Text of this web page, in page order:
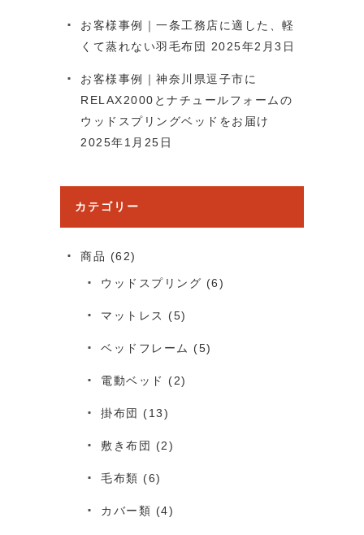
お客様事例｜一条工務店に適した、軽
くて蒸れない羽毛布団
2025年2月3日
お客様事例｜神奈川県逗子市に
RELAX2000とナチュールフォームの
ウッドスプリングベッドをお届け
2025年1月25日
カテゴリー
商品 (62)
ウッドスプリング (6)
マットレス (5)
ベッドフレーム (5)
電動ベッド (2)
掛布団 (13)
敷き布団 (2)
毛布類 (6)
カバー類 (4)